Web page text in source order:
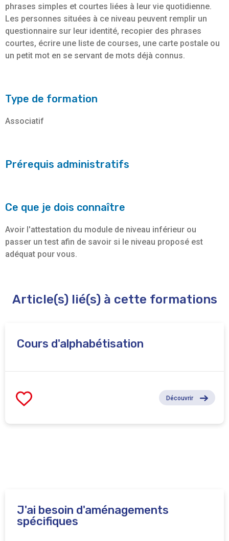
phrases simples et courtes liées à leur vie quotidienne.
Les personnes situées à ce niveau peuvent remplir un
questionnaire sur leur identité, recopier des phrases
courtes, écrire une liste de courses, une carte postale ou
un petit mot en se servant de mots déjà connus.
Type de formation
Associatif
Prérequis administratifs
Ce que je dois connaître
Avoir l'attestation du module de niveau inférieur ou
passer un test afin de savoir si le niveau proposé est
adéquat pour vous.
Article(s) lié(s) à cette formations
Cours d'alphabétisation
Découvrir
J'ai besoin d'aménagements
spécifiques